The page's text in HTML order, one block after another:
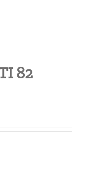
82